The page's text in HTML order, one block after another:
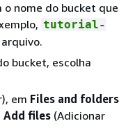
o nome do bucket que
tutorial-
bucket, escolha
em Files and folders
Add files (Adicionar